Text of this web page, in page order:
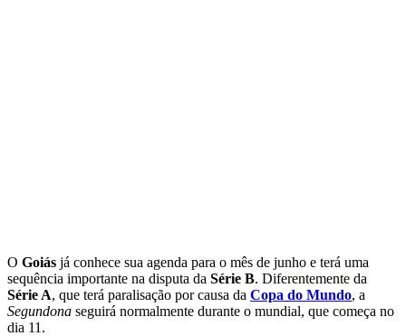
O Goiás já conhece sua agenda para o mês de junho e terá uma
sequência importante na disputa da Série B. Diferentemente da
Série A, que terá paralisação por causa da Copa do Mundo, a
Segundona seguirá normalmente durante o mundial, que começa no
dia 11.